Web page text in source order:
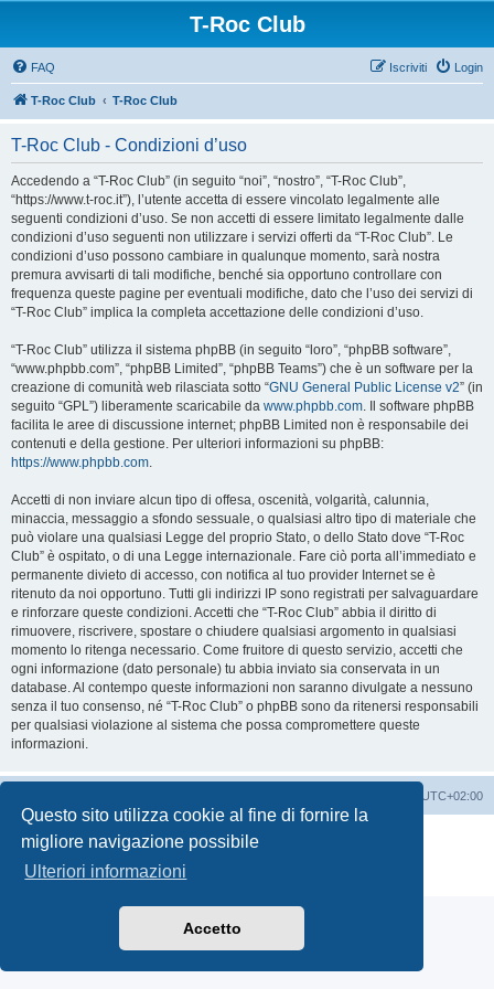
Questo sito utilizza cookie al fine di fornire la
migliore navigazione possibile
Ulteriori informazioni
Accetto
T-Roc Club
FAQ Login
Iscriviti
T-Roc Club T-Roc Club
T-Roc Club - Condizioni d’uso
Accedendo a “T-Roc Club” (in seguito “noi”, “nostro”, “T-Roc Club”,
“https://www.t-roc.it”), l’utente accetta di essere vincolato legalmente alle
seguenti condizioni d’uso. Se non accetti di essere limitato legalmente dalle
condizioni d’uso seguenti non utilizzare i servizi offerti da “T-Roc Club”. Le
condizioni d’uso possono cambiare in qualunque momento, sarà nostra
premura avvisarti di tali modifiche, benché sia opportuno controllare con
frequenza queste pagine per eventuali modifiche, dato che l’uso dei servizi di
“T-Roc Club” implica la completa accettazione delle condizioni d’uso.
“T-Roc Club” utilizza il sistema phpBB (in seguito “loro”, “phpBB software”,
“www.phpbb.com”, “phpBB Limited”, “phpBB Teams”) che è un software per la
creazione di comunità web rilasciata sotto “GNU General Public License v2” (in
seguito “GPL”) liberamente scaricabile da www.phpbb.com. Il software phpBB
facilita le aree di discussione internet; phpBB Limited non è responsabile dei
contenuti e della gestione. Per ulteriori informazioni su phpBB:
https://www.phpbb.com.
Accetti di non inviare alcun tipo di offesa, oscenità, volgarità, calunnia,
minaccia, messaggio a sfondo sessuale, o qualsiasi altro tipo di materiale che
può violare una qualsiasi Legge del proprio Stato, o dello Stato dove “T-Roc
Club” è ospitato, o di una Legge internazionale. Fare ciò porta all’immediato e
permanente divieto di accesso, con notifica al tuo provider Internet se è
ritenuto da noi opportuno. Tutti gli indirizzi IP sono registrati per salvaguardare
e rinforzare queste condizioni. Accetti che “T-Roc Club” abbia il diritto di
rimuovere, riscrivere, spostare o chiudere qualsiasi argomento in qualsiasi
momento lo ritenga necessario. Come fruitore di questo servizio, accetti che
ogni informazione (dato personale) tu abbia inviato sia conservata in un
database. Al contempo queste informazioni non saranno divulgate a nessuno
senza il tuo consenso, né “T-Roc Club” o phpBB sono da ritenersi responsabili
per qualsiasi violazione al sistema che possa compromettere queste
informazioni.
UTC+02:00
Creato da
® Forum Software © phpBB Limited
Traduzione Italiana